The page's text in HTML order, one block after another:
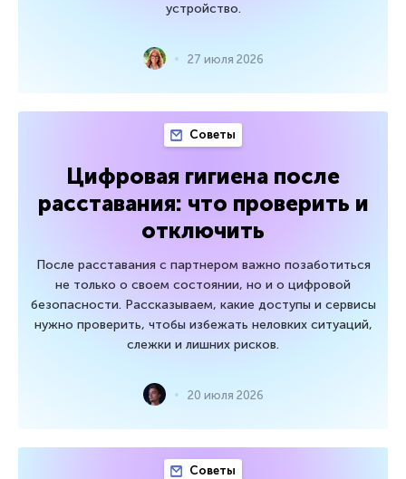
устройство.
27 июля 2026
Советы
Цифровая гигиена после
расставания: что проверить и
отключить
После расставания с партнером важно позаботиться
не только о своем состоянии, но и о цифровой
безопасности. Рассказываем, какие доступы и сервисы
нужно проверить, чтобы избежать неловких ситуаций,
слежки и лишних рисков.
20 июля 2026
Советы